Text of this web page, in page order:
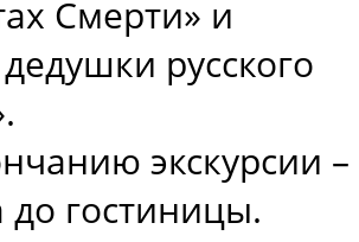
Смерти» и
русского
экскурсии –
до гостиницы.